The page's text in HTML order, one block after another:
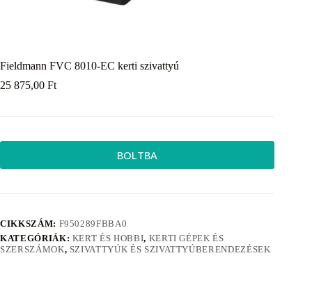
Fieldmann FVC 8010-EC kerti szivattyú
25 875,00 Ft
BOLTBA
CIKKSZÁM: F950289FBBA0
KATEGÓRIÁK: KERT ÉS HOBBI, KERTI GÉPEK ÉS
SZERSZÁMOK, SZIVATTYÚK ÉS SZIVATTYÚBERENDEZÉSEK